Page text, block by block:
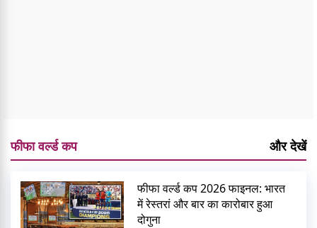
फीफा वर्ल्ड कप और देखें
फीफा वर्ल्ड कप 2026 फाइनल: भारत
में रेस्तरां और बार का कारोबार हुआ
दोगुना